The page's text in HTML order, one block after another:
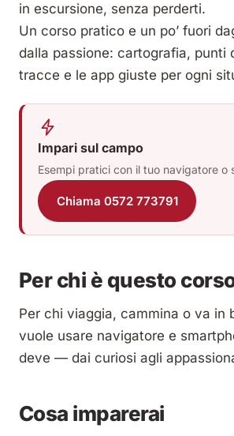
in escursione, senza perderti.
Un corso pratico e un po’ fuori
dalla passione: cartografia, punti
tracce e le app giuste per ogni
Impari sul campo
Esempi pratici con il tuo navigatore o
Chiama 0572 773791
Per chi è questo
Per chi viaggia, cammina o va in
vuole usare navigatore e
deve — dai curiosi agli
Cosa imparerai